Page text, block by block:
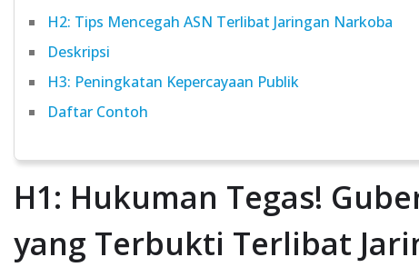
H2: Tips Mencegah ASN Terlibat Jaringan Narkoba
Deskripsi
H3: Peningkatan Kepercayaan Publik
Daftar Contoh
H1: Hukuman Tegas!
yang Terbukti Terlibat